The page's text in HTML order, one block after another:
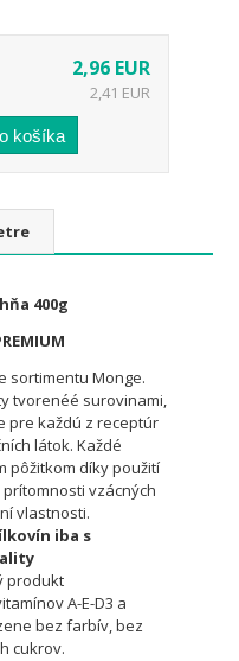
2,96 EUR
2,41 EUR
400g
sortimentu Monge.
tvorenéé surovinami,
pre každú z receptúr
látok. Každé
pôžitkom díky použití
vzácných
vlastnosti.
iba s
produkt
A-E-D3 a
bez farbív, bez
cukrov.